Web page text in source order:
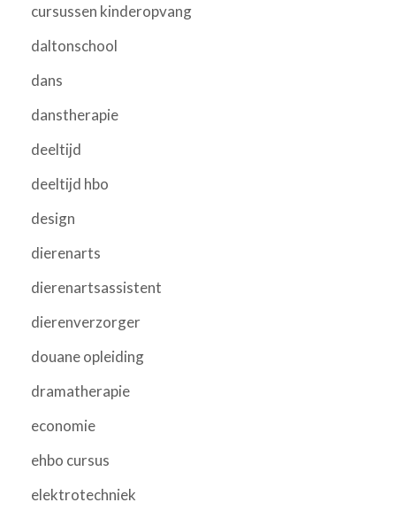
cursussen kinderopvang
daltonschool
dans
danstherapie
deeltijd
deeltijd hbo
design
dierenarts
dierenartsassistent
dierenverzorger
douane opleiding
dramatherapie
economie
ehbo cursus
elektrotechniek